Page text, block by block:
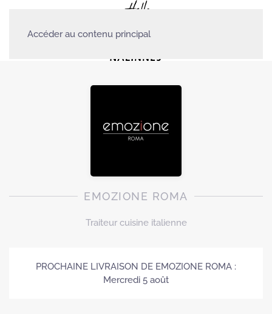
Accéder au contenu principal
EMOZIONE ROMA
Traiteur cuisine italienne
PROCHAINE LIVRAISON DE EMOZIONE ROMA :
Mercredi 5 août